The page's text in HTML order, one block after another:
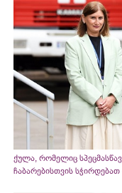
ქულა, რომელიც
ჩაბარებისთვის